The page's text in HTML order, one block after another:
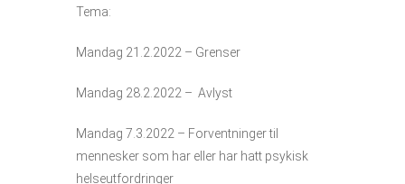
Tema:
Mandag 21.2.2022 – Grenser
Mandag 28.2.2022 – Avlyst
Mandag 7.3.2022 – Forventninger til
mennesker som har eller har hatt psykisk
helseutfordringer